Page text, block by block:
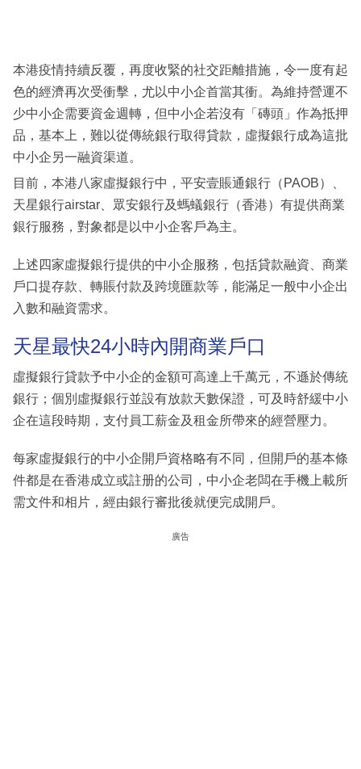
區
本港疫情持續反覆，再度收緊的社交距離措施，令一度有起
色的經濟再次受衝擊，尤以中小企首當其衝。為維持營運不
少中小企需要資金週轉，但中小企若沒有「磚頭」作為抵押
品，基本上，難以從傳統銀行取得貸款，虛擬銀行成為這批
中小企另一融資渠道。
目前，本港八家虛擬銀行中，平安壹賬通銀行（PAOB）、
天星銀行airstar、眾安銀行及螞蟻銀行（香港）有提供商業
銀行服務，對象都是以中小企客戶為主。
上述四家虛擬銀行提供的中小企服務，包括貸款融資、商業
戶口提存款、轉賬付款及跨境匯款等，能滿足一般中小企出
入數和融資需求。
天星最快24小時內開商業戶口
虛擬銀行貸款予中小企的金額可高達上千萬元，不遜於傳統
銀行；個別虛擬銀行並設有放款天數保證，可及時舒緩中小
企在這段時期，支付員工薪金及租金所帶來的經營壓力。
每家虛擬銀行的中小企開戶資格略有不同，但開戶的基本條
件都是在香港成立或註册的公司，中小企老闆在手機上載所
需文件和相片，經由銀行審批後就便完成開戶。
廣告